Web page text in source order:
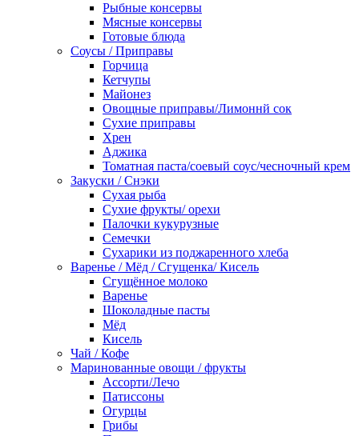
Рыбные консервы
Мясные консервы
Готовые блюда
Соусы / Приправы
Горчица
Кетчупы
Майонез
Овощные приправы/Лимоннй сок
Сухие приправы
Хрен
Аджика
Томатная паста/соевый соус/чесночный крем
Закуски / Снэки
Сухая рыба
Сухие фрукты/ орехи
Палочки кукурузные
Семечки
Сухарики из поджаренного хлеба
Варенье / Мёд / Сгущенка/ Кисель
Сгущённое молоко
Варенье
Шоколадные пасты
Мёд
Кисель
Чай / Кофе
Маринованные овощи / фрукты
Ассорти/Лечо
Патиссоны
Огурцы
Грибы